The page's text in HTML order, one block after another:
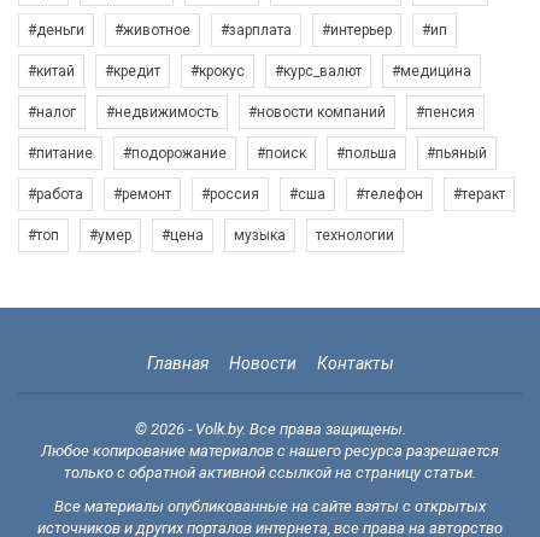
#деньги #животное #зарплата #интерьер #ип
#китай #кредит #крокус #курс_валют #медицина
#налог #недвижимость #новости компаний #пенсия
#питание #подорожание #поиск #польша #пьяный
#работа #ремонт #россия #сша #телефон #теракт
#топ #умер #цена музыка технологии
Главная Новости Контакты
© 2026 - Volk.by. Все права защищены.
Любое копирование материалов с нашего ресурса разрешается
только с обратной активной ссылкой на страницу статьи.
Все материалы опубликованные на сайте взяты с открытых
источников и других порталов интернета, все права на авторство